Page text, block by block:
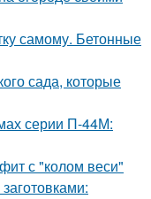
самому. Бетонные
сада, которые
серии П-44М:
с "колом веси"